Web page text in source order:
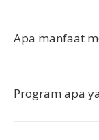
Apa manfaat
Program apa